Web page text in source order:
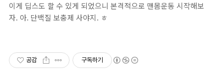
이게 딥스도 할 수 있게 되었으니 본격적으로 맨몸운동 시작해보
자. 아. 단백질 보충제 사야지. ㅎ
공감 구독하기